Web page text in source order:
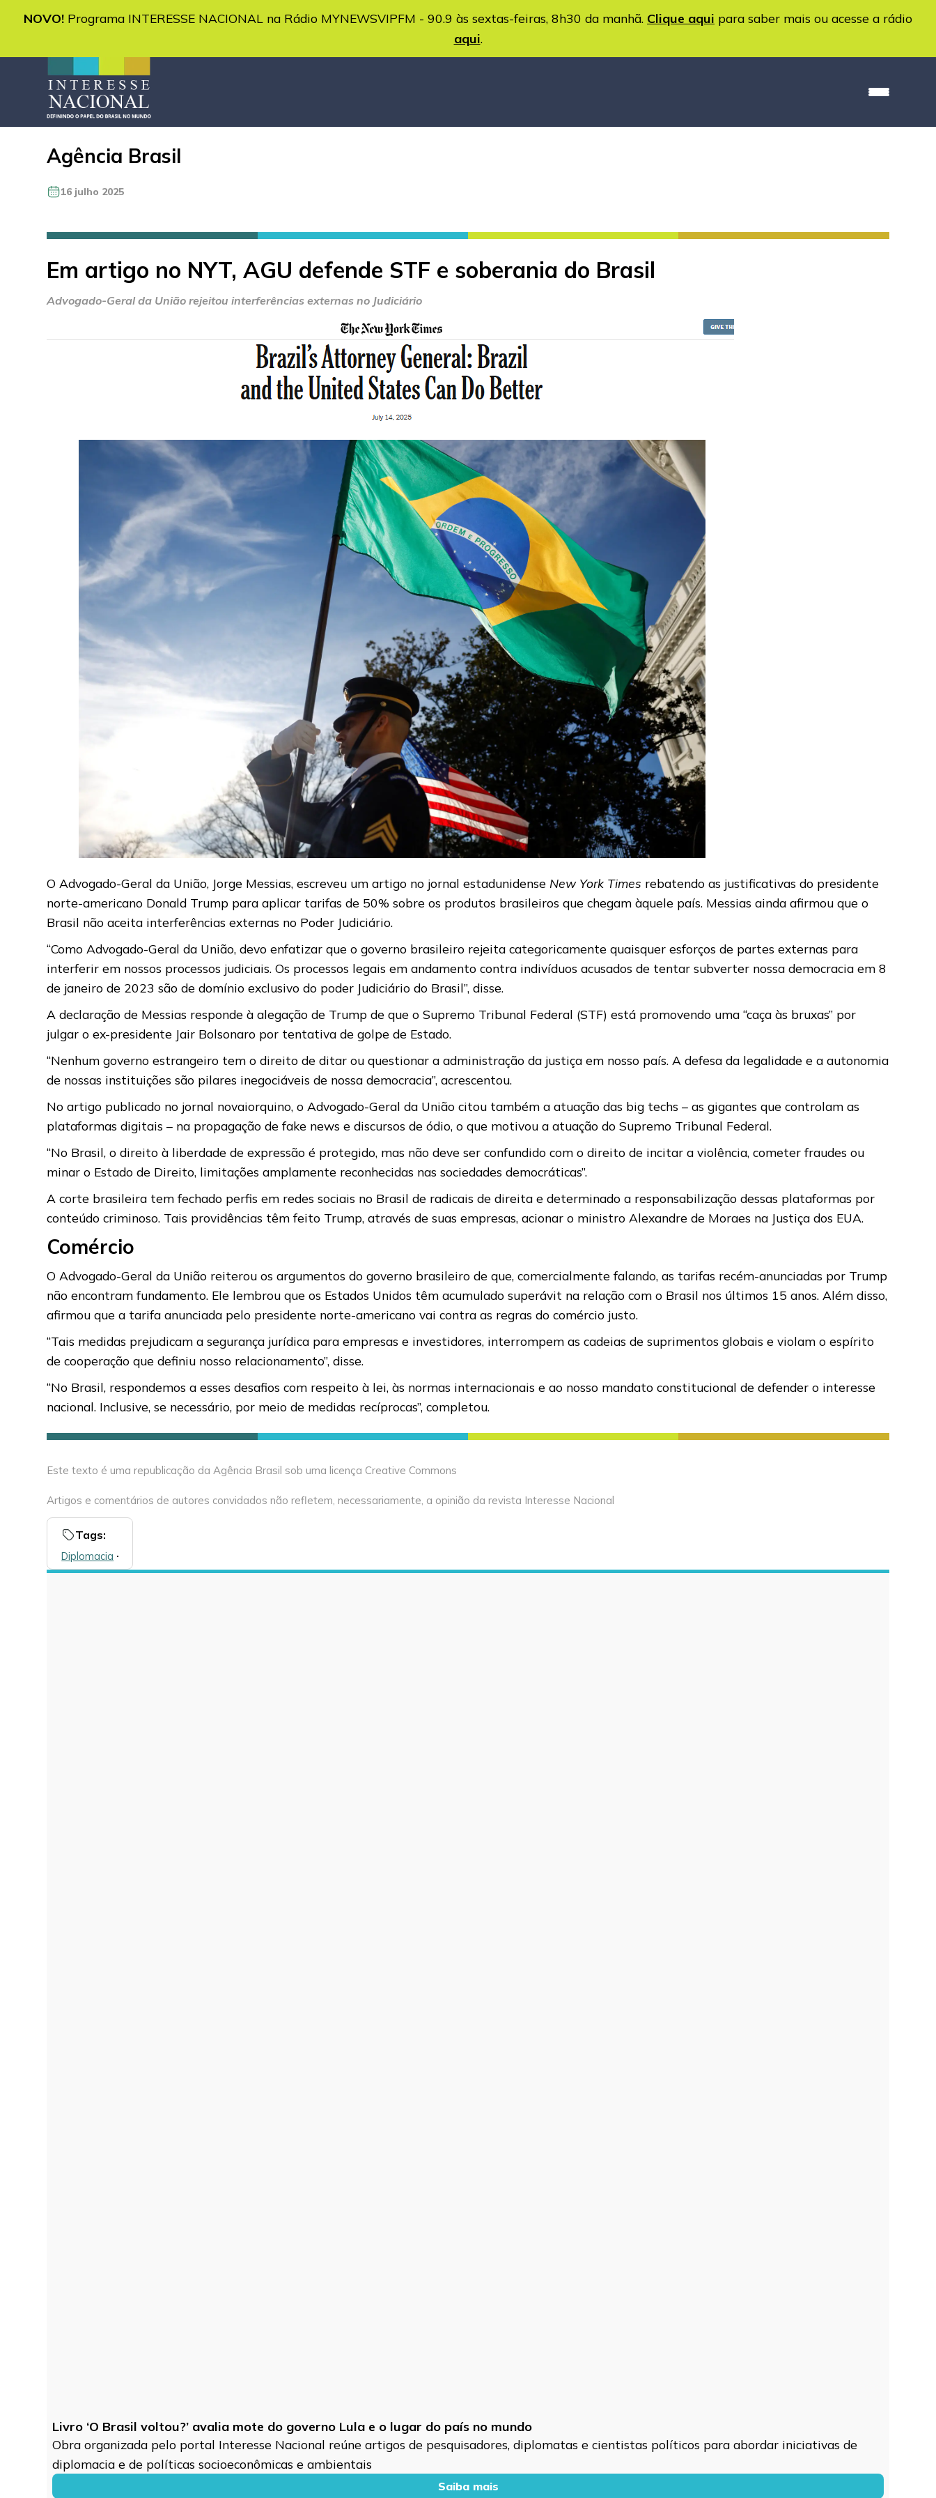
NOVO! Programa INTERESSE NACIONAL na Rádio MYNEWSVIPFM - 90.9 às sextas-feiras, 8h30 da manhã. Clique aqui para saber mais ou acesse a rádio
aqui.
Agência Brasil
16 julho 2025
Em artigo no NYT, AGU defende STF e soberania do Brasil
Advogado-Geral da União rejeitou interferências externas no Judiciário
O Advogado-Geral da União, Jorge Messias, escreveu um artigo no jornal estadunidense New York Times rebatendo as justificativas do presidente
norte-americano Donald Trump para aplicar tarifas de 50% sobre os produtos brasileiros que chegam àquele país. Messias ainda afirmou que o
Brasil não aceita interferências externas no Poder Judiciário.
“Como Advogado-Geral da União, devo enfatizar que o governo brasileiro rejeita categoricamente quaisquer esforços de partes externas para
interferir em nossos processos judiciais. Os processos legais em andamento contra indivíduos acusados de tentar subverter nossa democracia em 8
de janeiro de 2023 são de domínio exclusivo do poder Judiciário do Brasil”, disse.
A declaração de Messias responde à alegação de Trump de que o Supremo Tribunal Federal (STF) está promovendo uma “caça às bruxas” por
julgar o ex-presidente Jair Bolsonaro por tentativa de golpe de Estado.
“Nenhum governo estrangeiro tem o direito de ditar ou questionar a administração da justiça em nosso país. A defesa da legalidade e a autonomia
de nossas instituições são pilares inegociáveis de nossa democracia”, acrescentou.
No artigo publicado no jornal novaiorquino, o Advogado-Geral da União citou também a atuação das big techs – as gigantes que controlam as
plataformas digitais – na propagação de fake news e discursos de ódio, o que motivou a atuação do Supremo Tribunal Federal.
“No Brasil, o direito à liberdade de expressão é protegido, mas não deve ser confundido com o direito de incitar a violência, cometer fraudes ou
minar o Estado de Direito, limitações amplamente reconhecidas nas sociedades democráticas”.
A corte brasileira tem fechado perfis em redes sociais no Brasil de radicais de direita e determinado a responsabilização dessas plataformas por
conteúdo criminoso. Tais providências têm feito Trump, através de suas empresas, acionar o ministro Alexandre de Moraes na Justiça dos EUA.
Comércio
O Advogado-Geral da União reiterou os argumentos do governo brasileiro de que, comercialmente falando, as tarifas recém-anunciadas por Trump
não encontram fundamento. Ele lembrou que os Estados Unidos têm acumulado superávit na relação com o Brasil nos últimos 15 anos. Além disso,
afirmou que a tarifa anunciada pelo presidente norte-americano vai contra as regras do comércio justo.
“Tais medidas prejudicam a segurança jurídica para empresas e investidores, interrompem as cadeias de suprimentos globais e violam o espírito
de cooperação que definiu nosso relacionamento”, disse.
“No Brasil, respondemos a esses desafios com respeito à lei, às normas internacionais e ao nosso mandato constitucional de defender o interesse
nacional. Inclusive, se necessário, por meio de medidas recíprocas”, completou.
Este texto é uma republicação da Agência Brasil sob uma licença Creative Commons
Artigos e comentários de autores convidados não refletem, necessariamente, a opinião da revista Interesse Nacional
Tags:
Diplomacia 🞌
Livro ‘O Brasil voltou?’ avalia mote do governo Lula e o lugar do país no mundo
Obra organizada pelo portal Interesse Nacional reúne artigos de pesquisadores, diplomatas e cientistas políticos para abordar iniciativas de
diplomacia e de políticas socioeconômicas e ambientais
Saiba mais